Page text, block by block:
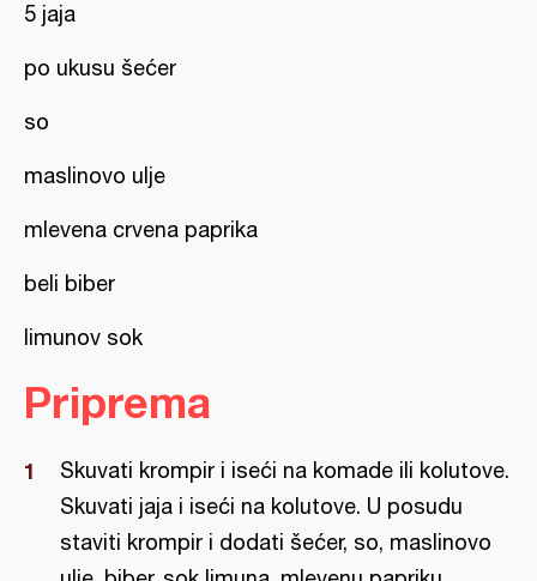
5 jaja
po ukusu šećer
so
maslinovo ulje
mlevena crvena paprika
beli biber
limunov sok
Priprema
Skuvati krompir i iseći na komade ili kolutove.
Skuvati jaja i iseći na kolutove. U posudu
staviti krompir i dodati šećer, so, maslinovo